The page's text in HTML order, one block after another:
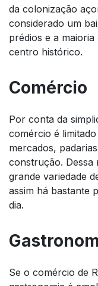
da colonização
considerado um
prédios e a
centro histórico.
Comércio
Por conta da
comércio é
mercados,
construção. Dessa
grande variedade
assim há bastante
dia.
Se o comércio de